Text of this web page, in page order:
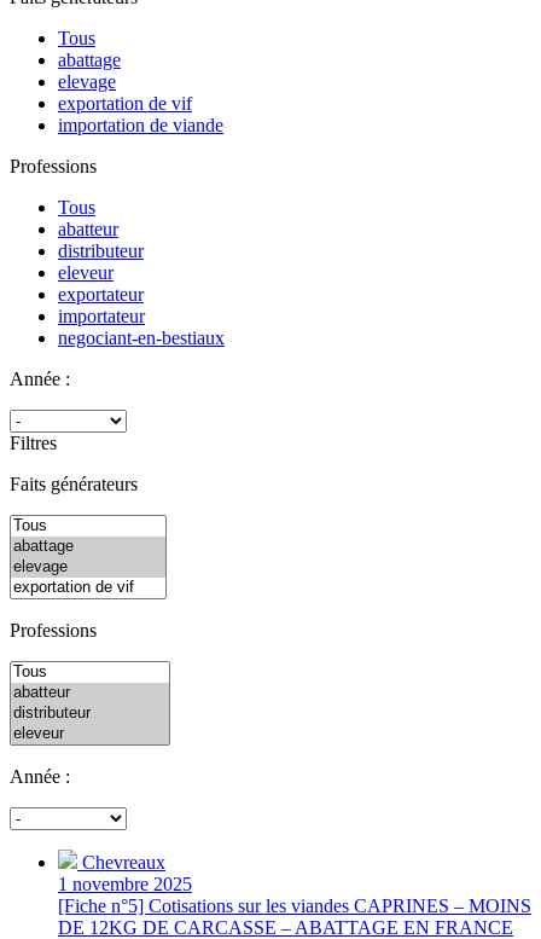
Tous
abattage
elevage
exportation de vif
importation de viande
Professions
Tous
abatteur
distributeur
eleveur
exportateur
importateur
negociant-en-bestiaux
Année :
Filtres
Faits générateurs
Professions
Année :
Chevreaux
1 novembre 2025
[Fiche n°5] Cotisations sur les viandes CAPRINES – MOINS
DE 12KG DE CARCASSE – ABATTAGE EN FRANCE